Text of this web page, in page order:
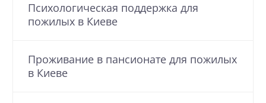
Психологическая поддержка для
пожилых в Киеве
Проживание в пансионате для пожилых
в Киеве